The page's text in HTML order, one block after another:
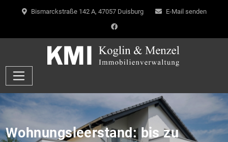
Bismarckstraße 142 A, 47057 Duisburg E-Mail senden
Wohnungsleerstand: bis zu